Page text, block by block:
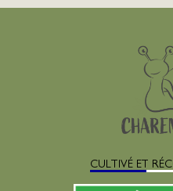
CULTIVÉ ET